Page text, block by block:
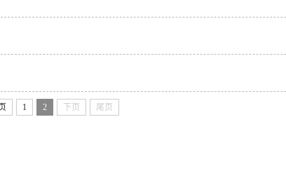
1 2 下页 尾页